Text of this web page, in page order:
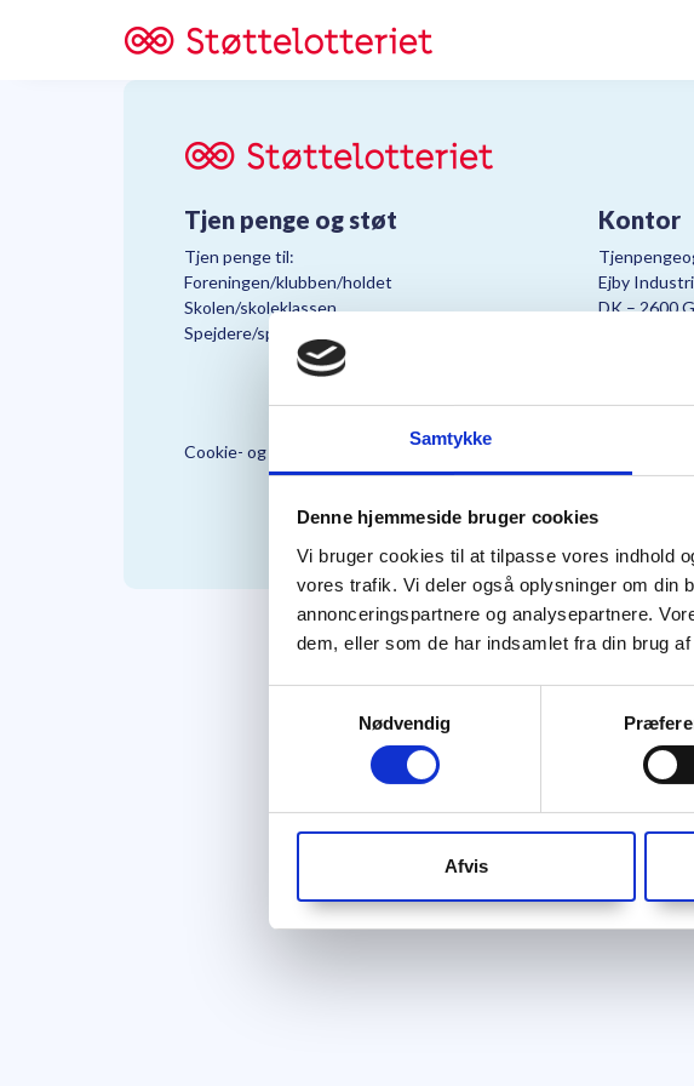
Samtykke
Denne hjemmeside bruger cookies
Vi bruger cookies til at tilpasse vores indhold
vores trafik. Vi deler også oplysninger om din
annonceringspartnere og analysepartnere.
dem, eller som de har indsamlet fra din brug
Nødvendig
Afvis
Tjen penge og støt
Tjen penge til:
Foreningen/klubben/holdet
Skolen/skoleklassen
Spejdere/spejdergruppen/FDF’ere, m.fl.
Kontor
Ejby
DK – 2600
Cookie- og Persondatapolitik